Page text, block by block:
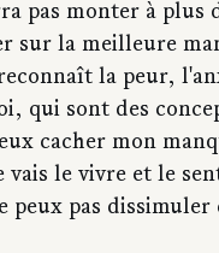
pas monter à plus
sur la meilleure
la peur,
qui sont des
cacher mon
vais le vivre et le
pas dissimuler